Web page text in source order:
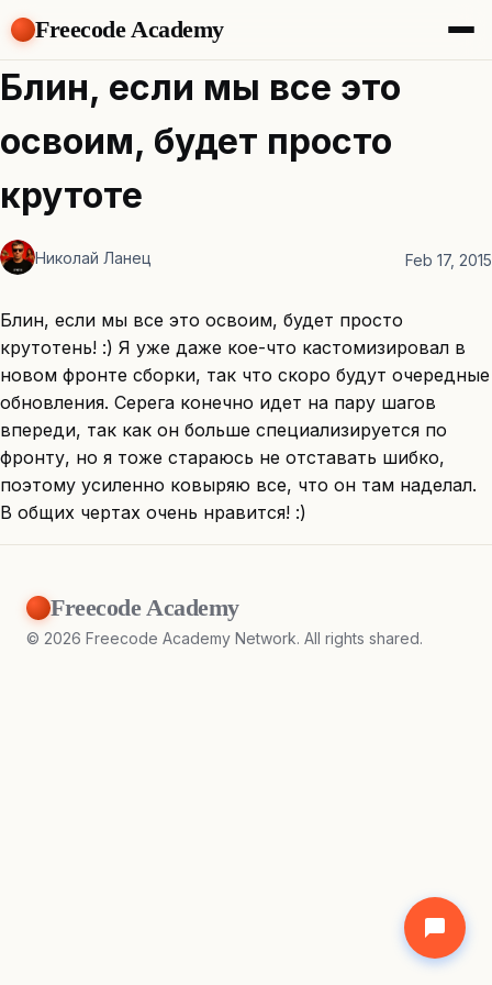
Freecode Academy
About
Members
Offers
Tasks
Get Access
Блин, если мы все это
освоим, будет просто
крутоте
Николай Ланец Feb 17, 2015
Блин, если мы все это освоим, будет просто
крутотень! :) Я уже даже кое-что кастомизировал в
новом фронте сборки, так что скоро будут очередные
обновления. Серега конечно идет на пару шагов
впереди, так как он больше специализируется по
фронту, но я тоже стараюсь не отставать шибко,
поэтому усиленно ковыряю все, что он там наделал.
В общих чертах очень нравится! :)
Freecode Academy
© 2026 Freecode Academy Network. All rights shared.